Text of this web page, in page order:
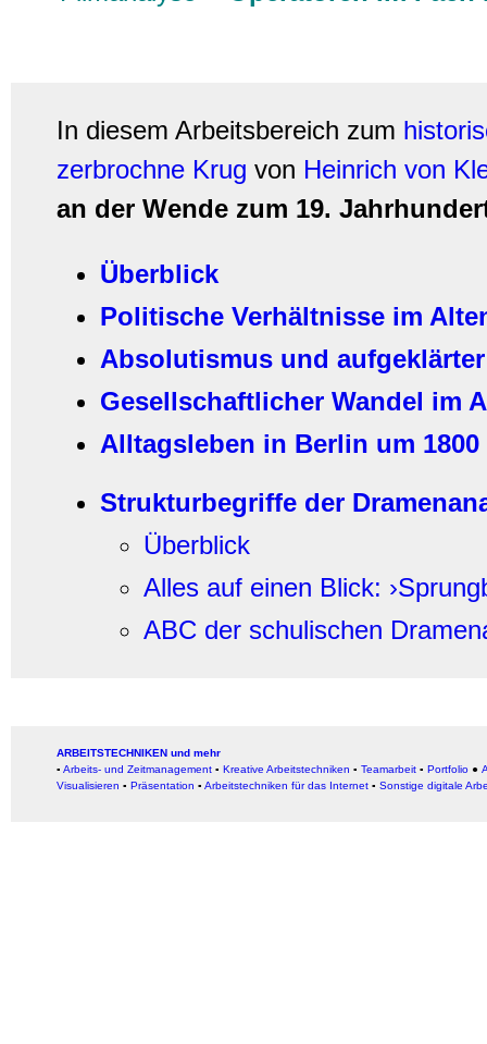
In diesem Arbeitsbereich zum
zerbrochne Krug von Heinrich von
an der Wende zum 19.
Überblick
Politische Verhältnisse im
Absolutismus und
Gesellschaftlicher Wandel im
Alltagsleben in Berlin um 1800
Strukturbegriffe der
Überblick
Alles auf einen Blick:
ABC der schulischen
ARBEITSTECHNIKEN und mehr
▪ Arbeits- und Zeitmanagement ▪ Kreative Arbeitstechniken ▪ Teamarbeit ▪ Portfolio ●
Visualisieren ▪ Präsentation ▪ Arbeitstechniken für das Internet ▪ Sonstige digitale